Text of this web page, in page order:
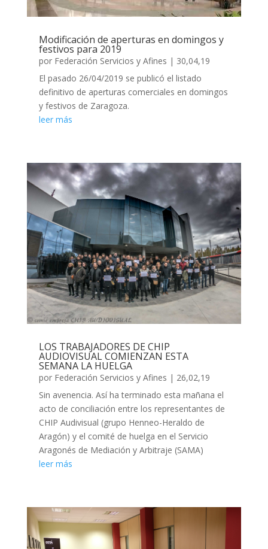
Modificación de aperturas en domingos y
festivos para 2019
por Federación Servicios y Afines | 30,04,19
El pasado 26/04/2019 se publicó el listado
definitivo de aperturas comerciales en domingos
y festivos de Zaragoza.
leer más
LOS TRABAJADORES DE CHIP
AUDIOVISUAL COMIENZAN ESTA
SEMANA LA HUELGA
por Federación Servicios y Afines | 26,02,19
Sin avenencia. Así ha terminado esta mañana el
acto de conciliación entre los representantes de
CHIP Audivisual (grupo Henneo-Heraldo de
Aragón) y el comité de huelga en el Servicio
Aragonés de Mediación y Arbitraje (SAMA)
leer más